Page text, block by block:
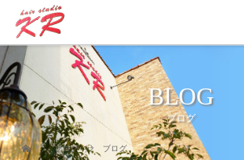
BLOG
ブログ
ブログ ブログ